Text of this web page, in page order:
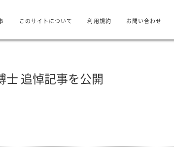
このサイトについて 利用規約 お問い合わせ
士 追悼記事を公開